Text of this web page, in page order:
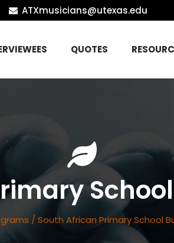
ATXmusicians@utexas.edu
QUOTES
/South African Primary School